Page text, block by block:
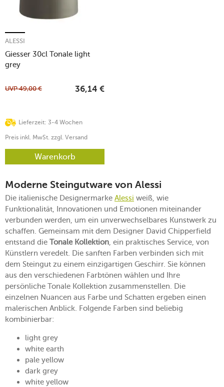
Giesser 30cl Tonale light
grey
ALESSI
Lieferzeit: 3-4 Wochen
UVP49,00 € 36,14 €
Preis inkl. MwSt. zzgl. Versand
Warenkorb
Moderne Steingutware von Alessi
Die italienische Designermarke Alessi weiß, wie
Funktionalität, Innovationen und Emotionen miteinander
verbunden werden, um ein unverwechselbares Kunstwerk zu
schaffen. Gemeinsam mit dem Designer David Chipperfield
entstand die Tonale Kollektion, ein praktisches Service, von
Künstlern veredelt. Die sanften Farben verbinden sich mit
dem Steingut zu einem einzigartigen Geschirr. Sie können
aus den verschiedenen Farbtönen wählen und Ihre
persönliche Tonale Kollektion zusammenstellen. Die
einzelnen Nuancen aus Farbe und Schatten ergeben einen
malerischen Anblick. Folgende Farben sind beliebig
kombinierbar:
light grey
white earth
pale yellow
dark grey
white yellow